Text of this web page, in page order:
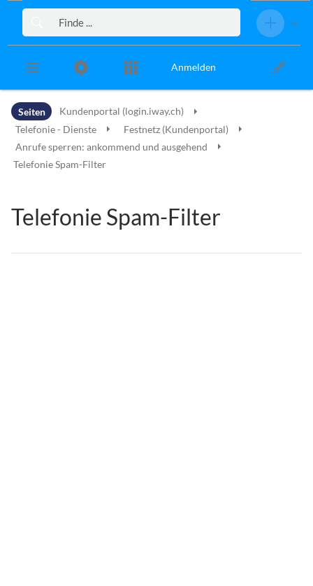
Zur Kopfleiste
Zur Hauptnavigation
Zu den Seitenwerkzeugen
Anmelden
Seiten
Kundenportal (login.iway.ch)
Telefonie - Dienste
Festnetz (Kundenportal)
Anrufe sperren: ankommend und ausgehend
Telefonie Spam-Filter
Telefonie Spam-Filter